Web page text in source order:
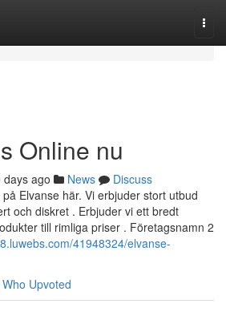
Online nu
days ago News
Discuss
Elvanse här. Vi erbjuder stort utbud
och diskret . Erbjuder vi ett bredt
till rimliga priser . Företagsnamn 2
41948324/elvanse-
Who Upvoted